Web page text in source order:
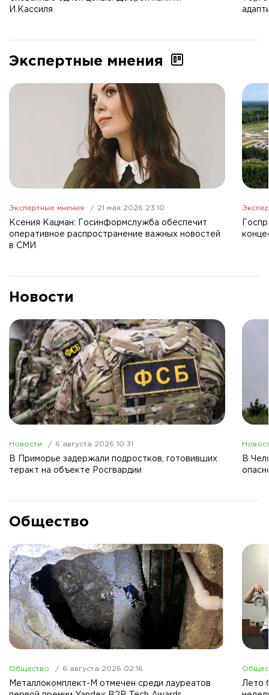
И.Кассиля
Экспертные мнения
Экспертные мнения 21 мая 2026 23:10
Ксения Кацман: Госинформслужба обеспечит
оперативное распространение важных новостей
в СМИ
Новости
Новости 6 августа 2026 10:31
В Приморье задержали подростков, готовивших
теракт на объекте Росгвардии
В
Общество
Общество 6 августа 2026 02:16
Металлокомплект-М отмечен среди лауреатов
Лето